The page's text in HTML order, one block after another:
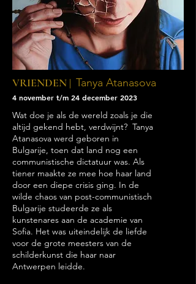
VRIENDEN | Tanya Atanasova
4 november t/m 24 december 2023
Wat doe je als de wereld zoals je die
altijd gekend hebt, verdwijnt? Tanya
Atanasova werd geboren in
Bulgarije, toen dat land nog een
communistische dictatuur was. Als
tiener maakte ze mee hoe haar land
door een diepe crisis ging. In de
wilde chaos van post-communistisch
Bulgarije studeerde ze als
kunstenares aan de academie van
Sofia. Het was uiteindelijk de liefde
voor de grote meesters van de
schilderkunst die haar naar
Antwerpen leidde.